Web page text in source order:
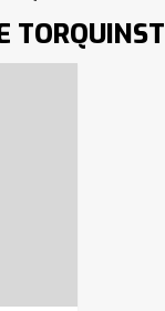
TORQUINST